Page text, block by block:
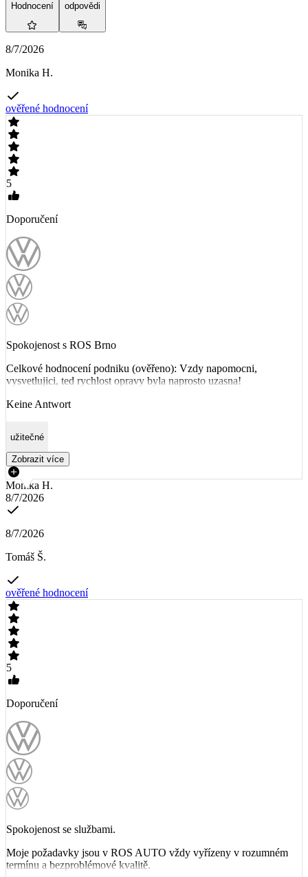
Hodnocení
odpovědi
8/7/2026
Monika H.
ověřené hodnocení
5
Doporučení
Spokojenost s ROS Brno
Celkové hodnocení podniku (ověřeno): Vzdy napomocni,
vysvetlujici, ted rychlost opravy byla naprosto uzasna!
Keine Antwort
užitečné
Zobrazit více
Monika H.
8/7/2026
8/7/2026
Tomáš Š.
ověřené hodnocení
5
Doporučení
Spokojenost se službami.
Moje požadavky jsou v ROS AUTO vždy vyřízeny v rozumném
termínu a bezproblémové kvalitě.